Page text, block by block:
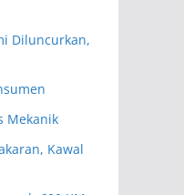
Diluncurkan,
Mekanik
Kawal